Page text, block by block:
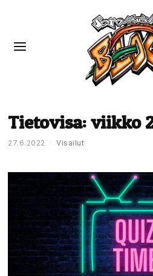
Tietovisa: viikko
27.6.2022 Visailut